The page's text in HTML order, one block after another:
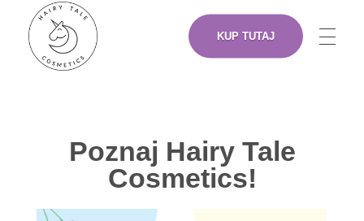
KUP TUTAJ
Poznaj Hairy Tale
Cosmetics!